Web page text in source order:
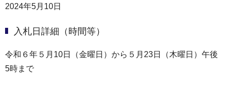
2024年5月10日
入札日詳細（時間等）
令和６年５月10日（金曜日）から５月23日（木曜日）午後
5時まで